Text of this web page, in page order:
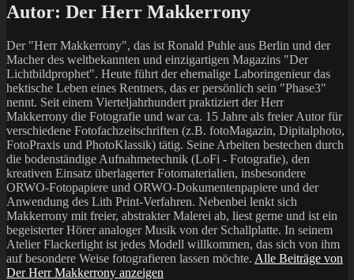
Autor: Der Herr Makkerrony
Der "Herr Makkerrony", das ist Ronald Puhle aus Berlin und der
Macher des weltbekannten und einzigartigen Magazins "Der
Lichtbildprophet". Heute führt der ehemalige Laboringenieur das
hektische Leben eines Rentners, das er persönlich sein "Phase3"
nennt. Seit einem Vierteljahrhundert praktiziert der Herr
Makkerrony die Fotografie und war ca. 15 Jahre als freier Autor für
verschiedene Fotofachzeitschriften (z.B. fotoMagazin, Dipitalphoto,
FotoPraxis und PhotoKlassik) tätig. Seine Arbeiten bestechen durch
die bodenständige Aufnahmetechnik (LoFi - Fotografie), den
kreativen Einsatz überlagerter Fotomaterialien, insbesondere
ORWO-Fotopapiere und ORWO-Dokumentenpapiere und der
Anwendung des Lith Print-Verfahren. Nebenbei lenkt sich
Makkerrony mit freier, abstrakter Malerei ab, liest gerne und ist ein
begeisterter Hörer analoger Musik von der Schallplatte. In seinem
Atelier Flackerlight ist jedes Modell willkommen, das sich von ihm
auf besondere Weise fotografieren lassen möchte. Alle Beiträge von
Der Herr Makkerrony anzeigen